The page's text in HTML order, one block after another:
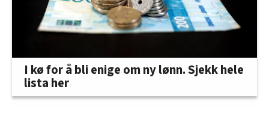
I kø for å bli enige om ny lønn. Sjekk hele
lista her